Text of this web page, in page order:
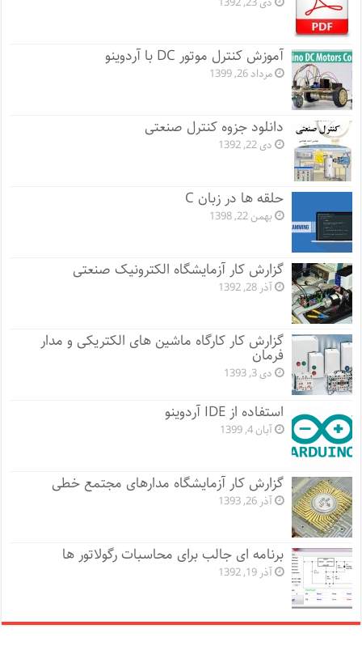
آموزش کنترل موتور DC با آردوینو
مرداد 26, 1399
دانلود جزوه کنترل صنعتی
دی 22, 1392
حلقه ها در زبان C
بهمن 22, 1398
گزارش کار آزمایشگاه الکترونیک صنعتی
آذر 28, 1392
گزارش کار کارگاه ماشین های الکتریکی و مدار
فرمان
دی 3, 1393
استفاده از IDE آردوینو
آبان 4, 1399
گزارش کار آزمایشگاه مدارهای مجتمع خطی
آذر 26, 1393
برنامه ای جالب برای محاسبات رگولاتور ها
آذر 19, 1392